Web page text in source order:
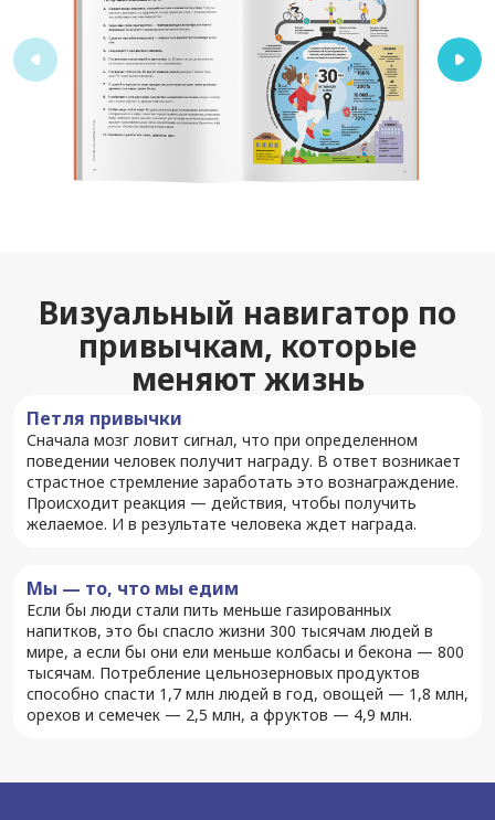
Визуальный навигатор по
привычкам, которые
меняют жизнь
Петля привычки
Сначала мозг ловит сигнал, что при определенном
поведении человек получит награду. В ответ возникает
страстное стремление заработать это вознаграждение.
Происходит реакция — действия, чтобы получить
желаемое. И в результате человека ждет награда.
Мы — то, что мы едим
Если бы люди стали пить меньше газированных
напитков, это бы спасло жизни 300 тысячам людей в
мире, а если бы они ели меньше колбасы и бекона — 800
тысячам. Потребление цельнозерновых продуктов
способно спасти 1,7 млн людей в год, овощей — 1,8 млн,
орехов и семечек — 2,5 млн, а фруктов — 4,9 млн.